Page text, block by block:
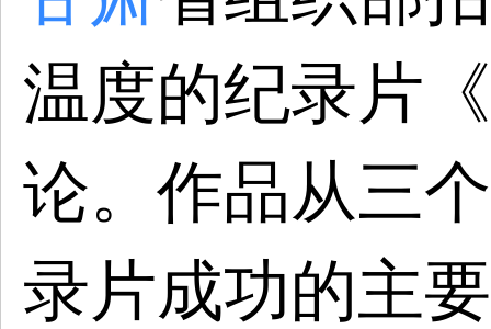
温度的纪录片
论。作品从三
录片成功的主